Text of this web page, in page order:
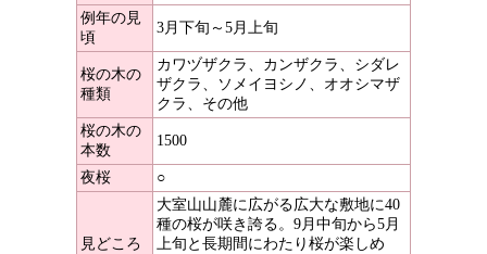
例年の見
頃
3月下旬～5月上旬
桜の木の
種類
カワヅザクラ、カンザクラ、シダレ
ザクラ、ソメイヨシノ、オオシマザ
クラ、その他
桜の木の
本数
1500
夜桜 ○
見どころ
大室山山麓に広がる広大な敷地に40
種の桜が咲き誇る。9月中旬から5月
上旬と長期間にわたり桜が楽しめ